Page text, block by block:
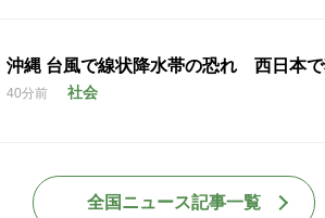
沖縄 台風で線状降水帯の恐れ 西日本で
40分前 社会
全国ニュース記事一覧